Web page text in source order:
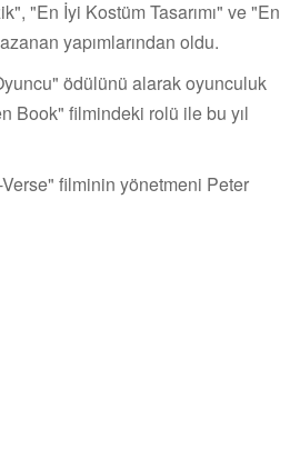
"En İyi Kostüm Tasarımı" ve "En
yapımlarından oldu.
ödülünü alarak oyunculuk
Book" filmindeki rolü ile bu yıl
filminin yönetmeni Peter
GÖRSEL SANATLAR